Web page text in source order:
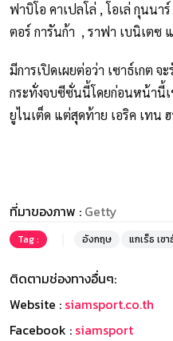
ฟาบิโอ คาเปลโล่ , โอเล่ กุนนา
ตอร์ การันก้า , ราฟา เบนิเตซ
มีการเปิดเผยต่อว่า เซาธ์เกต
กระทั่งจบซีซั่นนี้โดยก่อนหน้านี้
ยูไนเต็ด แต่สุดท้าย เอริค เทน
ที่มาของภาพ : Getty
Tag : อังกฤษ แกเร็ธ เซา
ติดตามช่องทางอื่นๆ:
Website : siamsport.co.th
Facebook : siamsport